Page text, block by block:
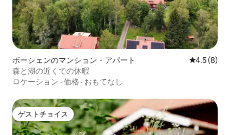
ボーシェンのマンション・アパート レビュー8
4.5 (8)
森と湖の近くでの休暇
ロケーション · 価格 · おもてなし
ゲストチョイス
ゲストチョイス